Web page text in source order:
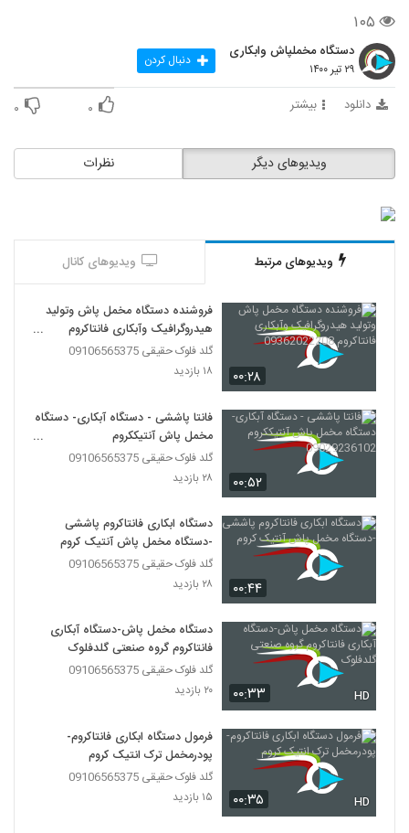
۱۰۵
دستگاه مخملپاش وابکاری
۲۹ تیر ۱۴۰۰ دنبال کردن
دانلود بیشتر ۰ ۰
نظرات ویدیوهای دیگر
ویدیوهای مرتبط ویدیوهای کانال
۰۰:۲۸
فروشنده دستگاه مخمل پاش وتولید
هیدروگرافیک وآبکاری فانتاکروم
09362022208
گلد فلوک حقیقی 09106565375
۱۸ بازدید
۰۰:۵۲
فانتا پاششی - دستگاه آبکاری- دستگاه
مخمل پاش آنتیککروم
09029236102
گلد فلوک حقیقی 09106565375
۲۸ بازدید
۰۰:۴۴
دستگاه ابکاری فانتاکروم پاششی
-دستگاه مخمل پاش آنتیک کروم
گلد فلوک حقیقی 09106565375
۲۸ بازدید
۰۰:۳۳ HD
دستگاه مخمل پاش-دستگاه آبکاری
فانتاکروم گروه صنعتی گلدفلوک
گلد فلوک حقیقی 09106565375
۲۰ بازدید
۰۰:۳۵ HD
فرمول دستگاه ابکاری فانتاکروم-
پودرمخمل ترک انتیک کروم
گلد فلوک حقیقی 09106565375
۱۵ بازدید